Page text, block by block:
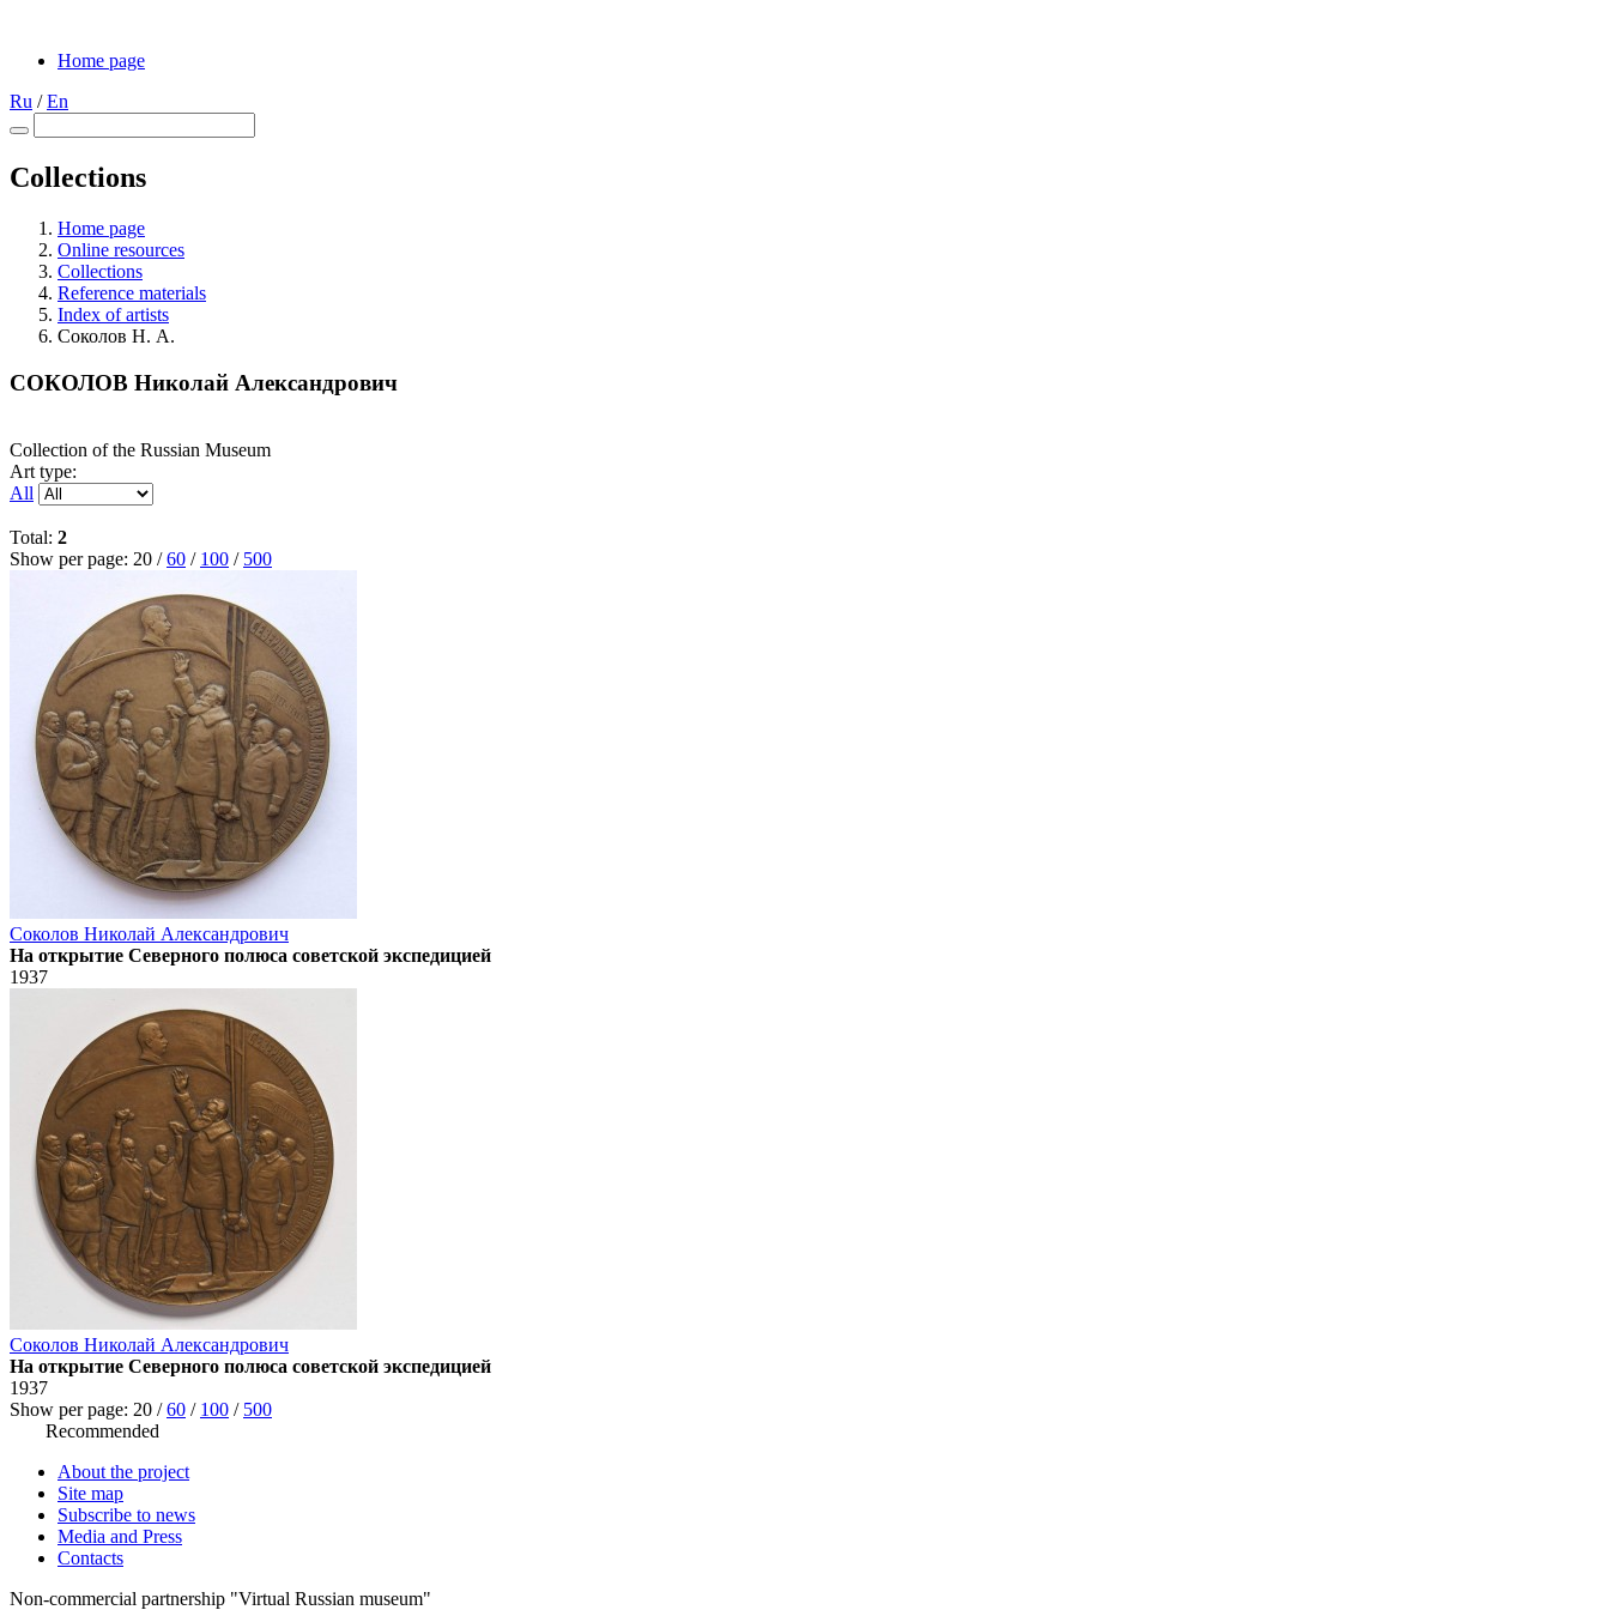
Home page
Ru /En
Collections
Home page
Online resources
Collections
Reference materials
Index of artists
Соколов Н. А.
СОКОЛОВ Николай Александрович
Collection of the Russian Museum
Art type:
All
Total: 2
Show per page: 20 /60 / 100 / 500
Соколов Николай Александрович
На открытие Северного полюса советской экспедицией
1937
Соколов Николай Александрович
На открытие Северного полюса советской экспедицией
1937
Show per page: 20 /60 / 100 / 500
Recommended
About the project
Site map
Subscribe to news
Media and Press
Contacts
Non-commercial partnership "Virtual Russian museum"